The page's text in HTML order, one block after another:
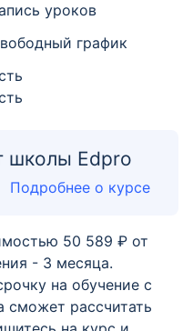
уроков
график
школы Edpro
Подробнее о курсе
50 589 ₽ от
- 3 месяца.
на обучение с
сможет рассчитать